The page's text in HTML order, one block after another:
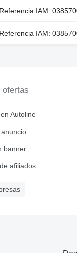
Referencia IAM:
Referencia IAM:
ofertas
Autoline
anuncio
banner
afiliados